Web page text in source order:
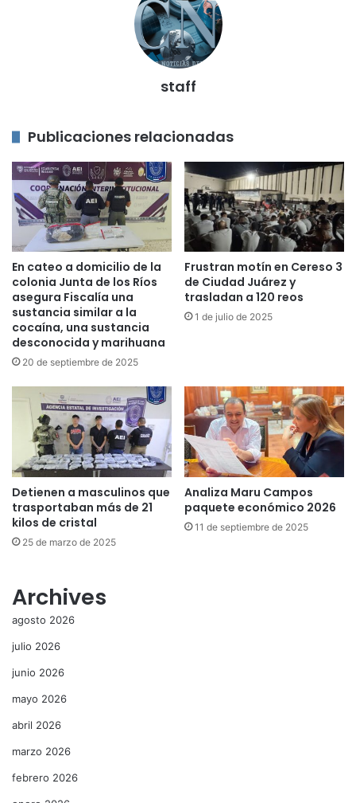
staff
Publicaciones relacionadas
En cateo a domicilio de la
colonia Junta de los Ríos
asegura Fiscalía una
sustancia similar a la
cocaína, una sustancia
desconocida y marihuana
20 de septiembre de 2025
Frustran motín en Cereso 3
de Ciudad Juárez y
trasladan a 120 reos
1 de julio de 2025
Detienen a masculinos que
trasportaban más de 21
kilos de cristal
25 de marzo de 2025
Analiza Maru Campos
paquete económico 2026
11 de septiembre de 2025
Archives
agosto 2026
julio 2026
junio 2026
mayo 2026
abril 2026
marzo 2026
febrero 2026